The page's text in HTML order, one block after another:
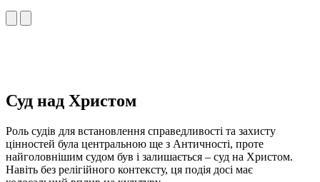
Суд над Христом
Роль судів для встановлення справедливості та захисту
цінностей була центральною ще з Античності, проте
найголовнішим судом був і залишається – суд на Христом.
Навіть без релігійного контексту, ця подія досі має